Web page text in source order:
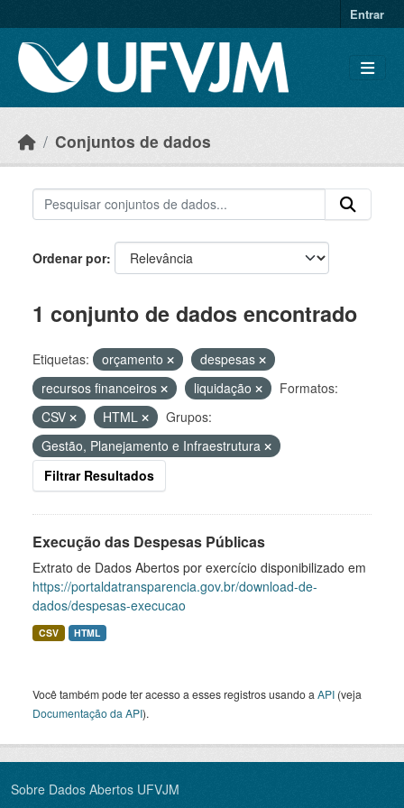
Entrar
Conjuntos de dados
Ordenar por
1 conjunto de dados encontrado
Etiquetas: orçamento
despesas
recursos financeiros
liquidação
Formatos:
CSV
HTML
Grupos:
Gestão, Planejamento e Infraestrutura
Filtrar Resultados
Execução das Despesas Públicas
Extrato de Dados Abertos por exercício disponibilizado em
https://portaldatransparencia.gov.br/download-de-
dados/despesas-execucao
CSV HTML
Você também pode ter acesso a esses registros usando a API (veja
Documentação da API).
Sobre Dados Abertos UFVJM